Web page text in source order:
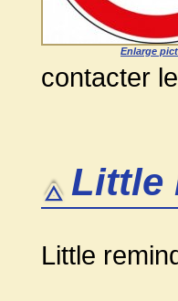
Enlarge
contacter
Little
Little